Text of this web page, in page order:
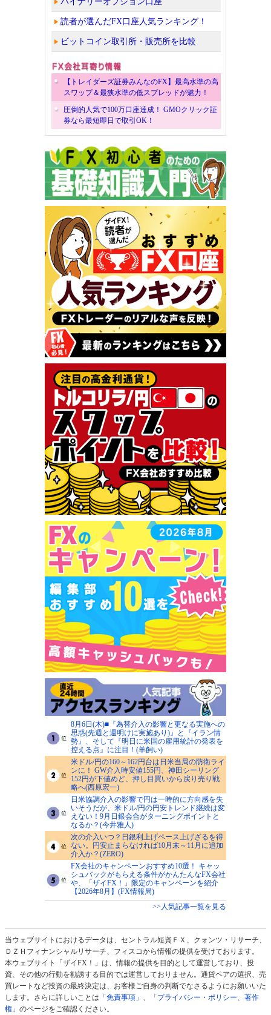
読者が選んだFX口座人気ランキング！
ビットコイン取引所・販売所を比較
【トレイダーズ証券みんなのFX】最高水準の高
スワップ＆最狭水準の低スプレッドが魅力！
圧倒的人気で100万口座達成！ GMOクリック証
券なら最短即日で取引OK！
8月6日(木)■『為替介入の影響と更なる実施への
思惑(先週と週明けに実施あり)』と『イラン情
勢』、そして『明日に米国の雇用統計の発表を
控える点』に注目！(羊飼い)
米ドル/円の160～162円台は日米当局の防衛ライ
ンに！ GW介入時安値155円、神田シーリング
152円が下値めど、押し目買いから戻り売り戦
略へ(西原宏一)
日米協調介入の影響で円は一時的に方向感を失
いそうだが、米ドル/円の円安トレンド継続は変
えない！9月日銀会合がターニングポイントと
なるか？(今井雅人)
次の介入いつ？日銀利上げペース上げざるを得
ない。円安止まらなければ10月末～11月に追加
介入か？(ZERO)
FX会社のキャンペーンおすすめ10選！ キャッ
シュバックがもらえる条件がかんたんなFX会社
や、「ザイFX！」限定のキャンペーンを紹介
【2026年8月】(FX情報局)
>>人気記事一覧を見る
当ウェブサイトにおけるデータは、セントラル短資ＦＸ、クォンツ・リサーチ、
ＤＺＨフィナンシャルリサーチ、フィスコから情報の提供を受けております。
本ウェブサイト「ザイFX！」は、情報の提供を目的として運営しており、投
資、その他の行動を勧誘する目的では運営しておりません。通貨ペアの選択、売
買レートなど投資の最終決定は、お客様ご自身の判断でなさるようにお願いいた
します。さらに詳しいことは 「免責事項」
「プライバシー・ポリシー、著作
権」 のページをご確認ください。